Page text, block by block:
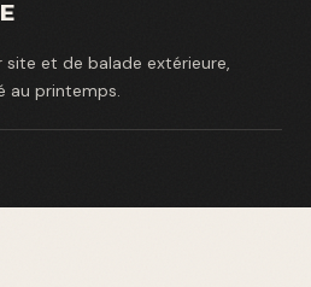
et de balade extérieure,
au printemps.